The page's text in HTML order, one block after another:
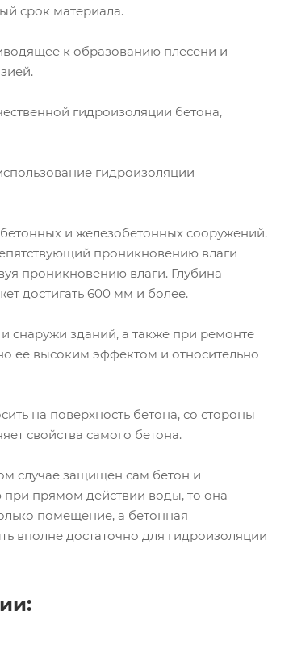
срок материала.
к образованию плесени и
гидроизоляции бетона,
гидроизоляции
и железобетонных сооружений.
проникновению влаги
проникновению влаги. Глубина
достигать 600 мм и более.
снаружи зданий, а также при ремонте
её высоким эффектом и относительно
на поверхность бетона, со стороны
свойства самого бетона.
случае защищён сам бетон и
прямом действии воды, то она
помещение, а бетонная
вполне достаточно для гидроизоляции